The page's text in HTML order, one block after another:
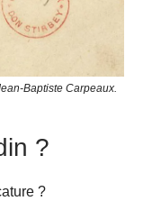
Baptiste Carpeaux.
?
?